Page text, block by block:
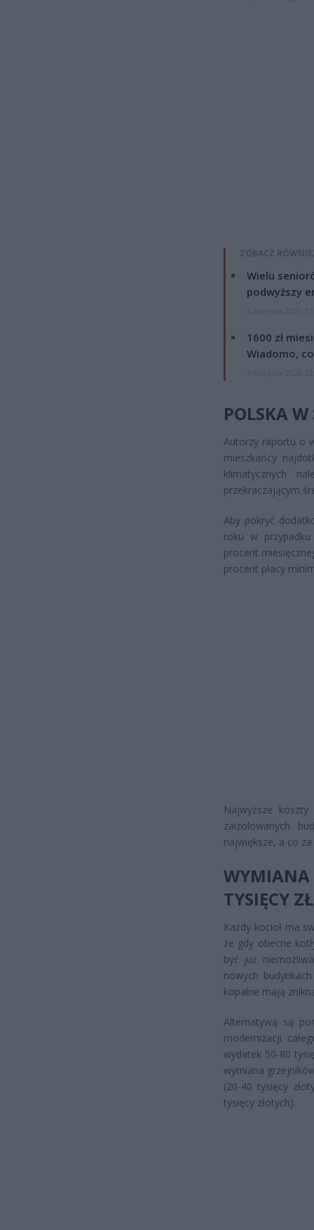
ZOBACZ
Wielu
podwyższy
1600 zł
Wiadomo,
POLSKA
Autorzy raportu o
mieszkańcy
klimatycznych
przekraczającym
Aby pokryć
roku w
procent
procent płacy
Najwyższe
zaizolowanych
największe, a co
TYSIĘCY
Każdy kocioł ma
że gdy obecne
być już
nowych
kopalne mają
Alternatywą są
modernizacji
wydatek 50-80
wymiana
(20-40 tysięcy
tysięcy złotych).